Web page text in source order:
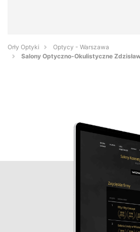
Orły Optyki
Optycy - Warszawa
Salony Optyczno-Okulistyczne